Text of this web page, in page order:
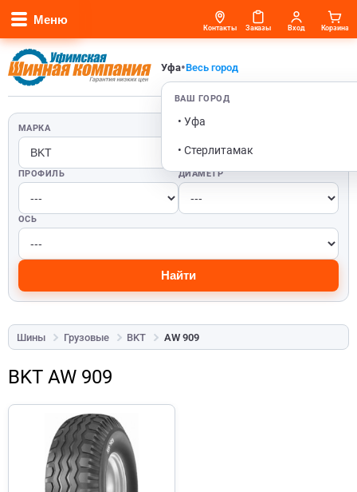
Меню
Уфа•Весь город
ВАШ ГОРОД
• Уфа
• Стерлитамак
Контакты Заказы Вход Корзина
МАРКА ШИРИНА
ПРОФИЛЬ ДИАМЕТР
ОСЬ
Найти
Шины Грузовые BKT AW 909
BKT AW 909